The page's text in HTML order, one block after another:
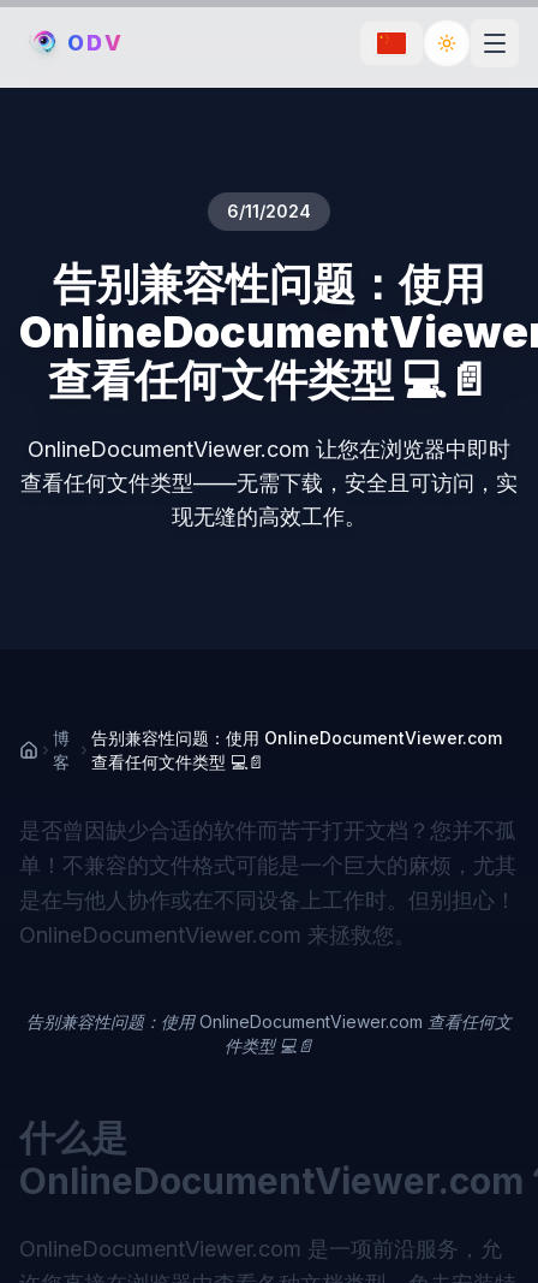
ODV Toggle
6/11/2024
告别兼容性问题：使用
查看任何文件类型 💻📄
OnlineDocumentViewer.com 让您在浏览器中即时
查看任何文件类型——无需下载，安全且可访问，实
现无缝的高效工作。
博
客
告别兼容性问题：使用 OnlineDocumentViewer.com
查看任何文件类型 💻📄
是否曾因缺少合适的软件而苦于打开文档？您并不孤
单！不兼容的文件格式可能是一个巨大的麻烦，尤其
是在与他人协作或在不同设备上工作时。但别担心！
OnlineDocumentViewer.com 来拯救您。
告别兼容性问题：使用 OnlineDocumentViewer.com 查看任何文
件类型 💻📄
什么是
OnlineDocumentViewer.com
OnlineDocumentViewer.com 是一项前沿服务，允